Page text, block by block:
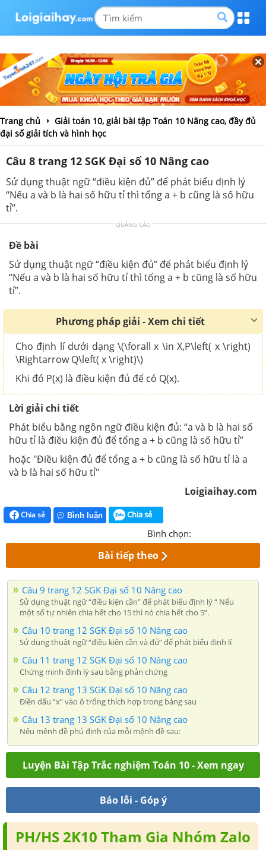
Trang chủ
Giải toán 10, giải bài tập Toán 10 Nâng cao, đầy đủ
đại số giải tích và hình học
Câu 8 trang 12 SGK Đại số 10 Nâng cao
Sử dụng thuật ngữ “điều kiện đủ” để phát biểu định lý
“Nếu a và b là hai số hữu tỉ thì tổng a + b cũng là số hữu
tỉ”.
QUẢNG CÁO
Đề bài
Sử dụng thuật ngữ “điều kiện đủ” để phát biểu định lý
“Nếu a và b là hai số hữu tỉ thì tổng a + b cũng là số hữu
tỉ”.
Phương pháp giải - Xem chi tiết
Cho định lí dưới dạng \(\forall x \in X,P\left( x \right)
\Rightarrow Q\left( x \right)\)
Khi đó P(x) là điều kiện đủ để có Q(x).
Lời giải chi tiết
Phát biểu bằng ngôn ngữ điều kiện đủ: “a và b là hai số
hữu tỉ là điều kiện đủ để tổng a + b cũng là số hữu tỉ”
hoặc "Điều kiện đủ để tổng a + b cũng là số hữu tỉ là a
và b là hai số hữu tỉ"
Loigiaihay.com
Chia sẻ Bình luận Chia sẻ
Bình chọn:
Bài tiếp theo
Câu 9 trang 12 SGK Đại số 10 Nâng cao
Sử dụng thuật ngữ “điều kiện cần” để phát biểu định lý “ Nếu
một số tự nhiên chia hết cho 15 thì nó chia hết cho 5”.
Câu 10 trang 12 SGK Đại số 10 Nâng cao
Sử dụng thuật ngữ “điều kiện cần và đủ” để phát biểu định lí
Câu 11 trang 12 SGK Đại số 10 Nâng cao
Chứng minh định lý sau bằng phản chứng
Câu 12 trang 13 SGK Đại số 10 Nâng cao
Điền dấu “x” vào ô trống thích hợp trong bảng sau
Câu 13 trang 13 SGK Đại số 10 Nâng cao
Nêu mệnh đề phủ định của mỗi mệnh đề sau:
Luyện Bài Tập Trắc nghiệm Toán 10 - Xem ngay
Báo lỗi - Góp ý
PH/HS 2K10 Tham Gia Nhóm Zalo